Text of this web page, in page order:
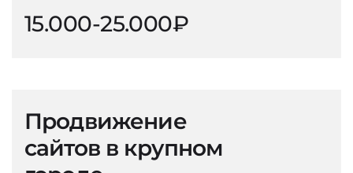
15.000-25.000₽
Продвижение
сайтов в крупном